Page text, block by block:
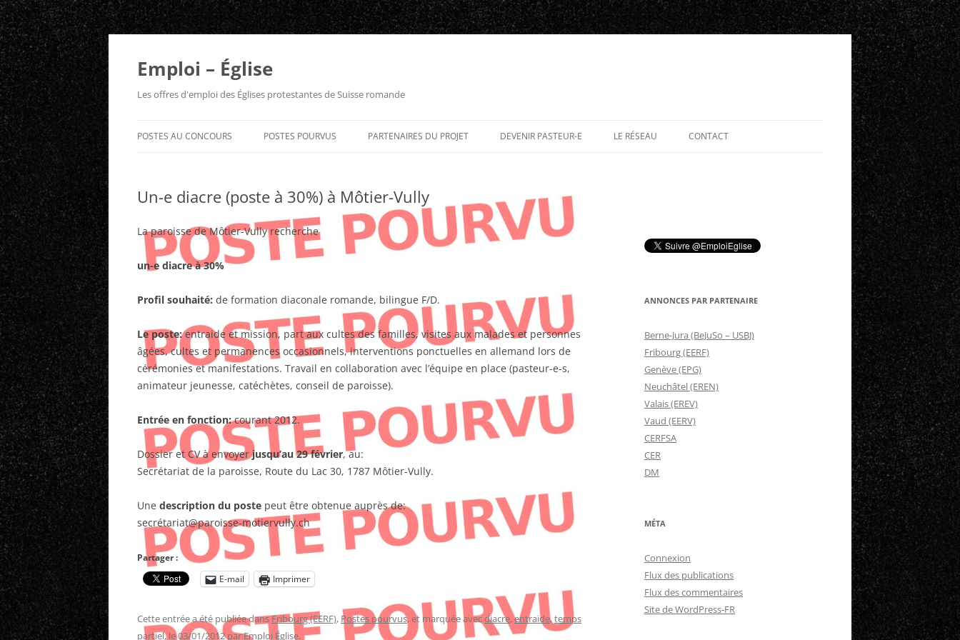
Aller
Emploi – Église
Les offres d'emploi des Églises protestantes de Suisse romande
POSTES AU CONCOURS POSTES POURVUS PARTENAIRES DU PROJET DEVENIR PASTEUR-E LE RÉSEAU CONTACT
Un-e diacre (poste à 30%) à Môtier-Vully
La paroisse de Môtier-Vully recherche
un-e diacre à 30%
Profil souhaité: de formation diaconale romande, bilingue F/D.
Le poste:entraide et mission, part aux cultes des familles, visites aux malades et personnes
âgées, cultes et permanences occasionnels, interventions ponctuelles en allemand lors de
cérémonies et manifestations. Travail en collaboration avec l’équipe en place (pasteur-e-s,
animateur jeunesse, catéchètes, conseil de paroisse).
Entrée en fonction:courant 2012.
Dossier et CV à envoyerjusqu’au 29 février, au:
Secrétariat de la paroisse, Route du Lac 30, 1787 Môtier-Vully.
Une description du poste peut être obtenue auprès de:
secrétariat@paroisse-motiervully.ch
Partager :
E-mail
Imprimer
Cette entrée a été publiée dansFribourg (EERF), Postes pourvus, et marquée avecdiacre,entraide,temps
partiel, le03/01/2012parEmploi Église.
ANNONCES PAR PARTENAIRE
Berne-Jura (BeJuSo – USBJ)
Fribourg (EERF)
Genève (EPG)
Neuchâtel (EREN)
Valais (EREV)
Vaud (EERV)
CERFSA
CER
DM
MÉTA
Connexion
Flux des publications
Flux des commentaires
Site de WordPress-FR